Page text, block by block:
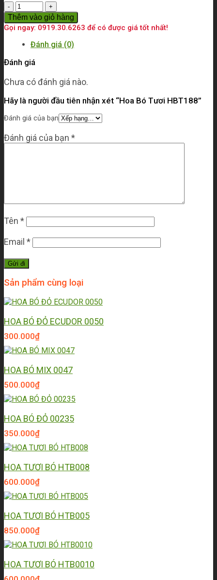
Số
lượng
Thêm vào giỏ hàng
Gọi ngay: 0919.30.6263 để có được giá tốt nhất!
Đánh giá (0)
Đánh giá
Chưa có đánh giá nào.
Hãy là người đầu tiên nhận xét “Hoa Bó Tươi HBT188”
Đánh giá của bạn
Đánh giá của bạn *
Tên *
Email *
Sản phẩm cùng loại
HOA BÓ ĐỎ ECUDOR 0050
300.000₫
HOA BÓ MIX 0047
500.000₫
HOA BÓ ĐỎ 00235
350.000₫
HOA TƯƠI BÓ HTB008
600.000₫
HOA TƯƠI BÓ HTB005
850.000₫
HOA TƯƠI BÓ HTB0010